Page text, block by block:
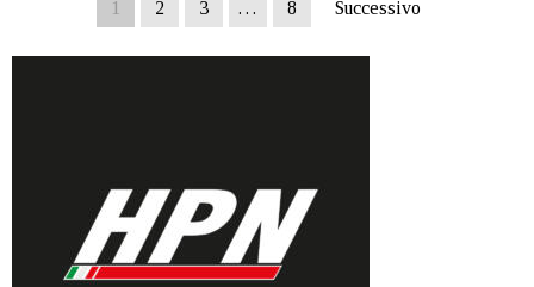
1 2 3 … 8 Successivo